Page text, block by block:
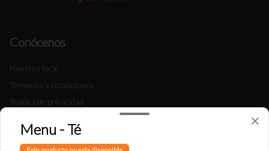
Conócenos
Nuestro local
Términos y condiciones
Política de privacidad
Redes sociales
Menu - Té